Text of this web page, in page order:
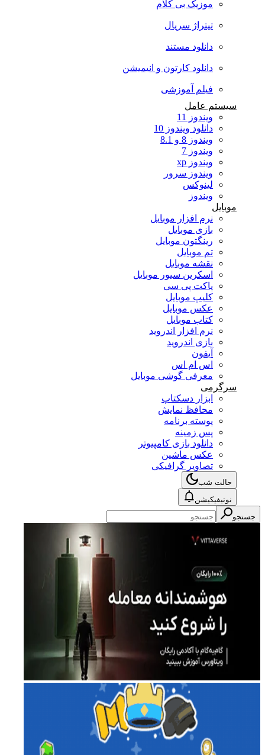
موزیک بی کلام
تیتراژ سریال
دانلود مستند
دانلود کارتون و انیمیشن
فیلم آموزشی
سیستم عامل
ویندوز 11
دانلود ویندوز 10
ویندوز 8 و 8.1
ویندوز 7
ویندوز xp
ویندوز سرور
لینوکس
ویندوز
موبایل
نرم افزار موبایل
بازی موبایل
رینگتون موبایل
تم موبایل
نقشه موبایل
اسکرین سیور موبایل
پاکت پی سی
کلیپ موبایل
عکس موبایل
کتاب موبایل
نرم افزار اندروید
بازی اندروید
آیفون
اس ام اس
معرفی گوشی موبایل
سرگرمی
ابزار دسکتاپ
محافظ نمایش
پوسته برنامه
پس زمینه
دانلود بازی کامپیوتر
عکس ماشین
تصاویر گرافیکی
حالت شب
نوتیفیکیشن
جستجو